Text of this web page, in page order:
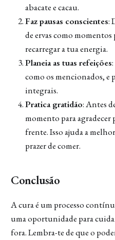
abacate e cacau.
Faz pausas conscientes:
de ervas como
recarregar a tua energia.
Planeia as tuas refeições
como os mencionados, e
integrais.
Pratica gratidão: Antes
momento para
frente. Isso ajuda a
prazer de comer.
Conclusão
A cura é um processo
uma oportunidade para
fora. Lembra-te de que o